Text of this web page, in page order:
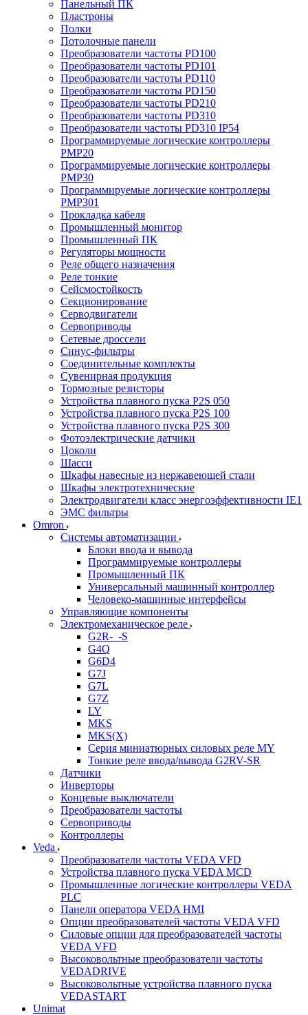
Панельный ПК
Пластроны
Полки
Потолочные панели
Преобразователи частоты PD100
Преобразователи частоты PD101
Преобразователи частоты PD110
Преобразователи частоты PD150
Преобразователи частоты PD210
Преобразователи частоты PD310
Преобразователи частоты PD310 IP54
Программируемые логические контроллеры
PMP20
Программируемые логические контроллеры
PMP30
Программируемые логические контроллеры
PMP301
Прокладка кабеля
Промышленный монитор
Промышленный ПК
Регуляторы мощности
Реле общего назначения
Реле тонкие
Сейсмостойкость
Секционирование
Серводвигатели
Сервоприводы
Сетевые дроссели
Синус-фильтры
Соединительные комплекты
Сувенирная продукция
Тормозные резисторы
Устройства плавного пуска P2S 050
Устройства плавного пуска P2S 100
Устройства плавного пуска P2S 300
Фотоэлектрические датчики
Цоколи
Шасси
Шкафы навесные из нержавеющей стали
Шкафы электротехнические
Электродвигатели класс энергоэффективности IE1
ЭМС фильтры
Omron
Системы автоматизации
Блоки ввода и вывода
Программируемые контроллеры
Промышленный ПК
Универсальный машинный контроллер
Человеко-машинные интерфейсы
Управляющие компоненты
Электромеханическое реле
G2R-_-S
G4Q
G6D4
G7J
G7L
G7Z
LY
MKS
MKS(X)
Серия миниатюрных силовых реле MY
Тонкие реле ввода/вывода G2RV-SR
Датчики
Инверторы
Концевые выключатели
Преобразователи частоты
Сервоприводы
Контроллеры
Veda
Преобразователи частоты VEDA VFD
Устройства плавного пуска VEDA MCD
Промышленные логические контроллеры VEDA
PLC
Панели оператора VEDA HMI
Опции преобразователей частоты VEDA VFD
Силовые опции для преобразователей частоты
VEDA VFD
Высоковольтные преобразователи частоты
VEDADRIVE
Высоковольтные устройства плавного пуска
VEDASTART
Unimat